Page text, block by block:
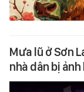
Mưa lũ ở Sơn
nhà dân bị